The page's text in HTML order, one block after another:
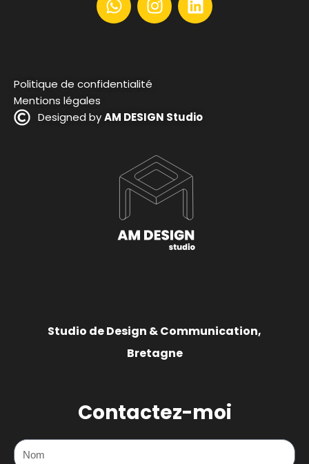
Politique de confidentialité
Mentions légales
Designed byAM DESIGN Studio
Studio de Design & Communication,
Bretagne
Contactez-moi